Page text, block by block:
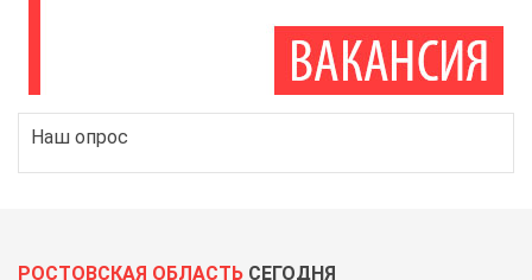
Наш опрос
РОСТОВСКАЯ ОБЛАСТЬ СЕГОДНЯ